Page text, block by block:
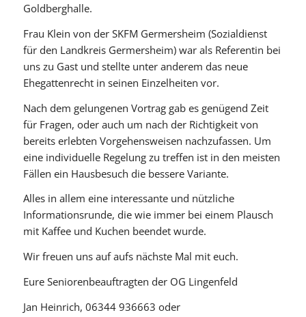
Goldberghalle.
Frau Klein von der SKFM Germersheim (Sozialdienst
für den Landkreis Germersheim) war als Referentin bei
uns zu Gast und stellte unter anderem das neue
Ehegattenrecht in seinen Einzelheiten vor.
Nach dem gelungenen Vortrag gab es genügend Zeit
für Fragen, oder auch um nach der Richtigkeit von
bereits erlebten Vorgehensweisen nachzufassen. Um
eine individuelle Regelung zu treffen ist in den meisten
Fällen ein Hausbesuch die bessere Variante.
Alles in allem eine interessante und nützliche
Informationsrunde, die wie immer bei einem Plausch
mit Kaffee und Kuchen beendet wurde.
Wir freuen uns auf aufs nächste Mal mit euch.
Eure Seniorenbeauftragten der OG Lingenfeld
Jan Heinrich, 06344 936663 oder